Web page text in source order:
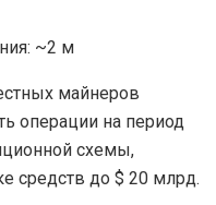
~2 м
майнеров
операции на период
схемы,
средств до $ 20 млрд.